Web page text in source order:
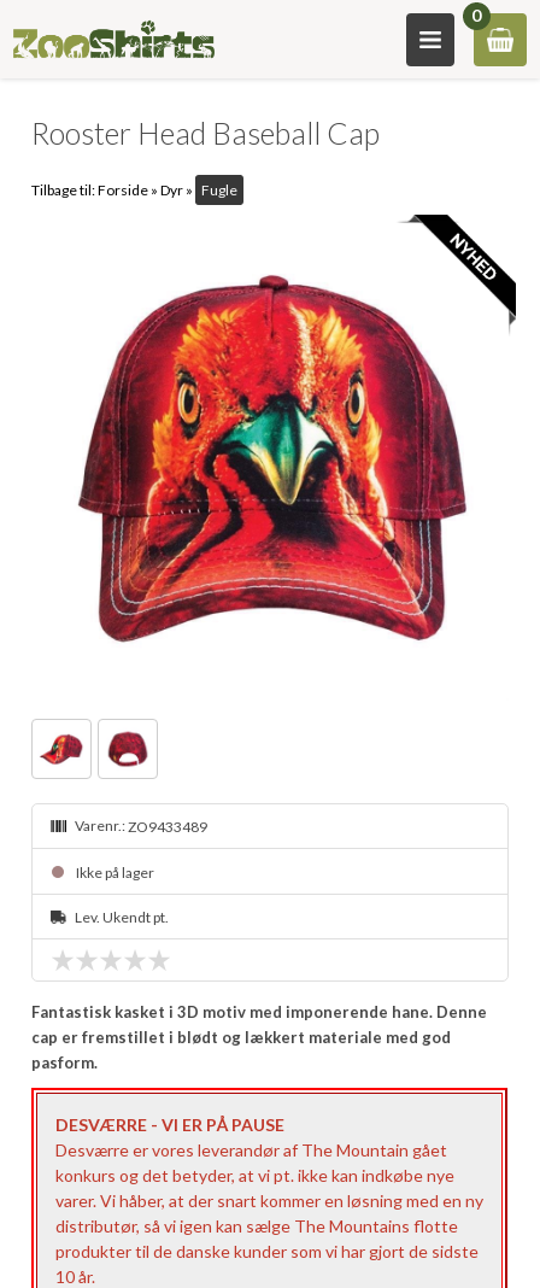
0
Rooster Head Baseball Cap
Tilbage til:Forside »Dyr » Fugle
Varenr.:ZO9433489
Ikke på lager
Lev. Ukendt pt.
Fantastisk kasket i 3D motiv med imponerende hane. Denne
cap er fremstillet i blødt og lækkert materiale med god
pasform.
DESVÆRRE - VI ER PÅ PAUSE
Desværre er vores leverandør af The Mountain gået
konkurs og det betyder, at vi pt. ikke kan indkøbe nye
varer. Vi håber, at der snart kommer en løsning med en ny
distributør, så vi igen kan sælge The Mountains flotte
produkter til de danske kunder som vi har gjort de sidste
10 år.